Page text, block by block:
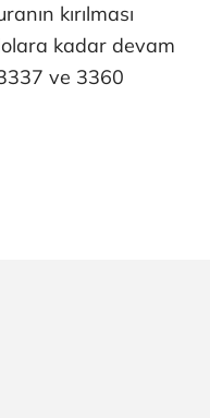
kırılması
kadar devam
ve 3360